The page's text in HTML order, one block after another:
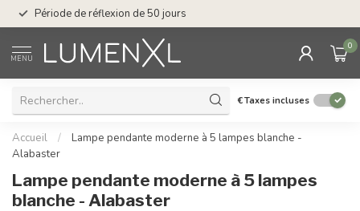
Période de réflexion de 50 jours
MENU
0
€Taxes incluses
Accueil /
Lampe pendante moderne à 5 lampes blanche -
Alabaster
Lampe pendante moderne à 5 lampes
blanche - Alabaster